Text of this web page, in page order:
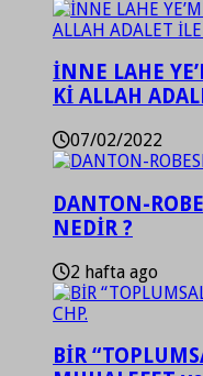
İNNE LAHE
Kİ ALLAH
07/02/2022
DANTON-
NEDİR ?
2 hafta ago
BİR